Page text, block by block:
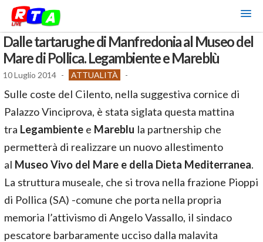
Dalle tartarughe di Manfredonia al Museo del
Mare di Pollica. Legambiente e Mareblù
10 Luglio 2014 - ATTUALITÀ -
Sulle coste del Cilento, nella suggestiva cornice di
Palazzo Vinciprova, è stata siglata questa mattina
tra Legambiente e Mareblu la partnership che
permetterà di realizzare un nuovo allestimento
al Museo Vivo del Mare e della Dieta Mediterranea.
La struttura museale, che si trova nella frazione Pioppi
di Pollica (SA) -comune che porta nella propria
memoria l’attivismo di Angelo Vassallo, il sindaco
pescatore barbaramente ucciso dalla malavita